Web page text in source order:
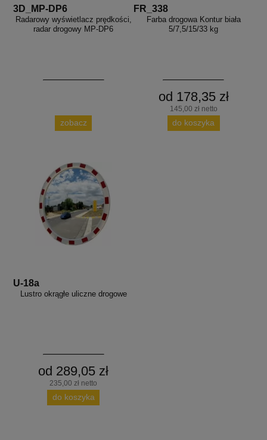
3D_MP-DP6
Radarowy wyświetlacz prędkości,
radar drogowy MP-DP6
zobacz
FR_338
Farba drogowa Kontur biała
5/7,5/15/33 kg
od 178,35 zł
145,00 zł netto
do koszyka
U-18a
Lustro okrągłe uliczne drogowe
od 289,05 zł
235,00 zł netto
do koszyka